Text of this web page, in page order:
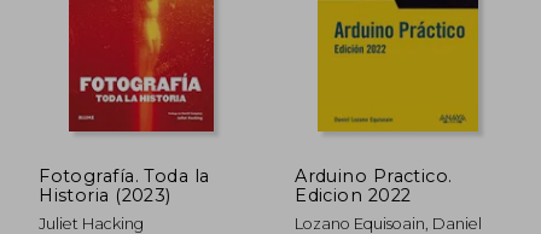
Fotografía. Toda la
Historia (2023)
Juliet Hacking
Arduino Practico.
Edicion 2022
Lozano Equisoain, Daniel